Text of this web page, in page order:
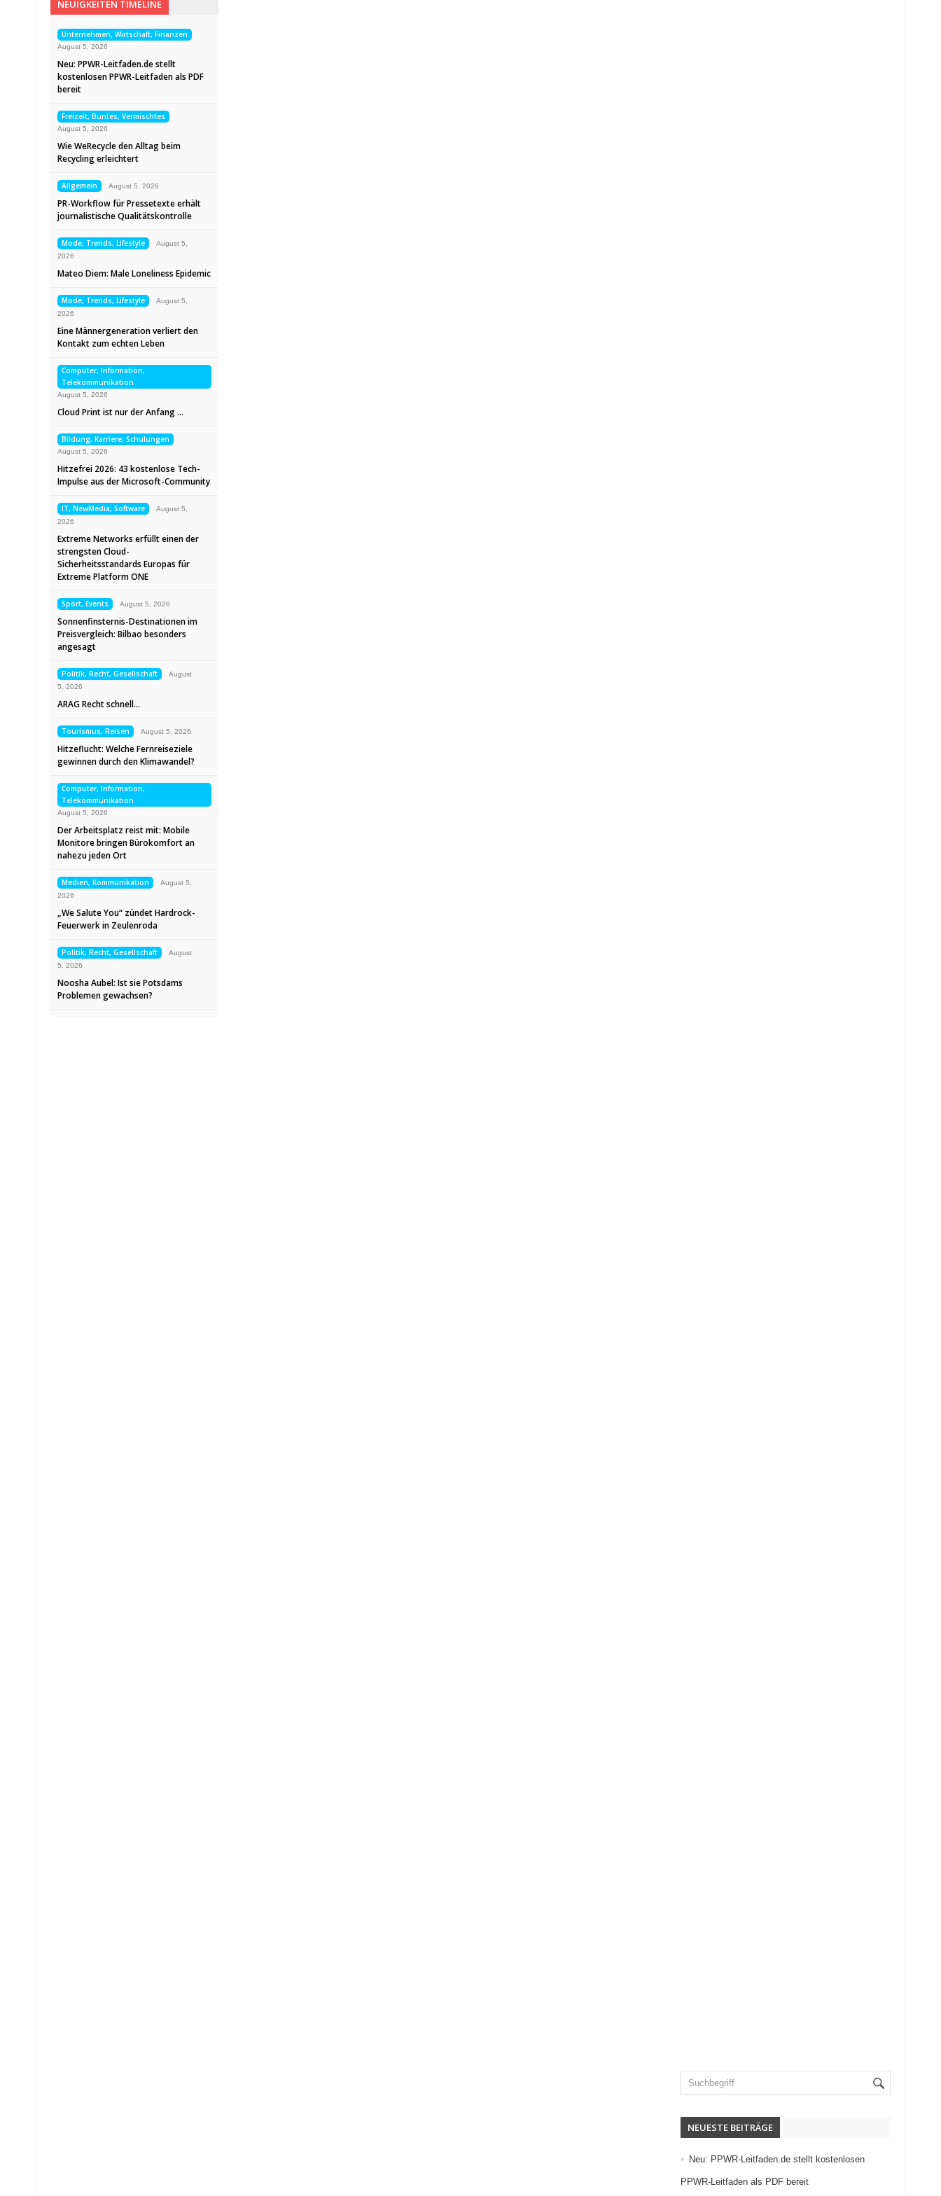
NEUIGKEITEN TIMELINE
Unternehmen, Wirtschaft, Finanzen
August 5, 2026
Neu: PPWR-Leitfaden.de stellt
kostenlosen PPWR-Leitfaden als PDF
bereit
Freizeit, Buntes, Vermischtes
August 5, 2026
Wie WeRecycle den Alltag beim
Recycling erleichtert
Allgemein August 5, 2026
PR-Workflow für Pressetexte erhält
journalistische Qualitätskontrolle
Mode, Trends, Lifestyle
August 5,
2026
Mateo Diem: Male Loneliness Epidemic
Mode, Trends, Lifestyle
August 5,
2026
Eine Männergeneration verliert den
Kontakt zum echten Leben
Computer, Information,
Telekommunikation
August 5, 2026
Cloud Print ist nur der Anfang …
Bildung, Karriere, Schulungen
August 5, 2026
Hitzefrei 2026: 43 kostenlose Tech-
Impulse aus der Microsoft-Community
IT, NewMedia, Software
August 5,
2026
Extreme Networks erfüllt einen der
strengsten Cloud-
Sicherheitsstandards Europas für
Extreme Platform ONE
Sport, Events August 5, 2026
Sonnenfinsternis-Destinationen im
Preisvergleich: Bilbao besonders
angesagt
Politik, Recht, Gesellschaft
August
5, 2026
ARAG Recht schnell…
Tourismus, Reisen August 5, 2026
Hitzeflucht: Welche Fernreiseziele
gewinnen durch den Klimawandel?
Computer, Information,
Telekommunikation
August 5, 2026
Der Arbeitsplatz reist mit: Mobile
Monitore bringen Bürokomfort an
nahezu jeden Ort
Medien, Kommunikation
August 5,
2026
„We Salute You“ zündet Hardrock-
Feuerwerk in Zeulenroda
Politik, Recht, Gesellschaft
August
5, 2026
Noosha Aubel: Ist sie Potsdams
Problemen gewachsen?
NEUESTE BEITRÄGE
Neu: PPWR-Leitfaden.de stellt kostenlosen
PPWR-Leitfaden als PDF bereit